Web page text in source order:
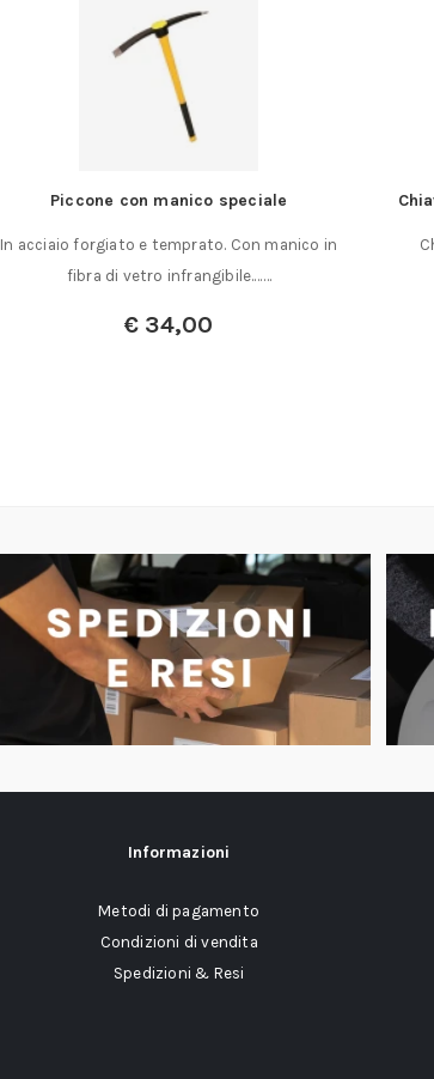
Piccone con manico speciale
In acciaio forgiato e temprato. Con manico in
fibra di vetro infrangibile.……
€ 34,00
Informazioni
Metodi di pagamento
Condizioni di vendita
Spedizioni & Resi